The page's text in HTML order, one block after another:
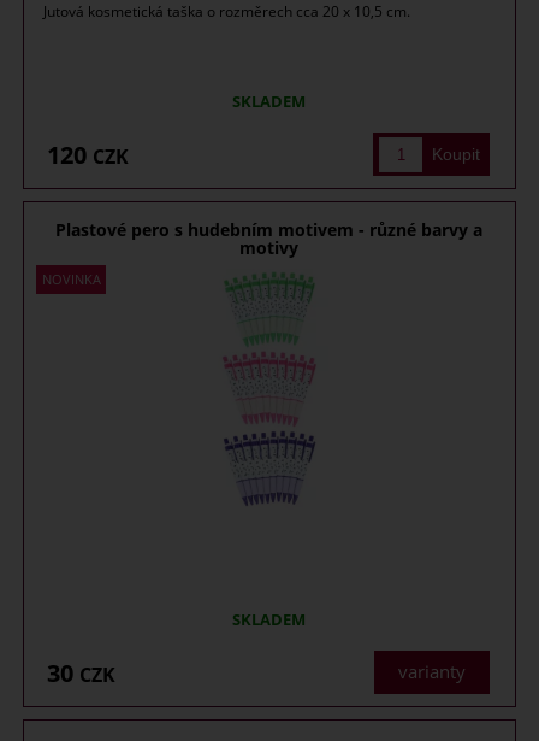
Jutová kosmetická taška o rozměrech cca 20 x 10,5 cm.
SKLADEM
120 CZK
Plastové pero s hudebním motivem - různé barvy a
motivy
SKLADEM
varianty
30 CZK